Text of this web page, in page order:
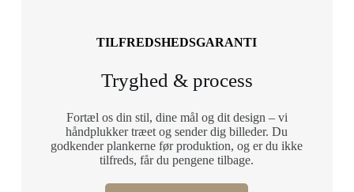
TILFREDSHEDSGARANTI
Tryghed & process
Fortæl os din stil, dine mål og dit design – vi
håndplukker træet og sender dig billeder. Du
godkender plankerne før produktion, og er du ikke
tilfreds, får du pengene tilbage.